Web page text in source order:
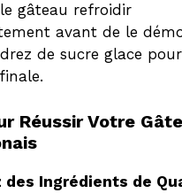
le gâteau refroidir
avant de le
de sucre glace
Réussir Votre
des Ingrédients de